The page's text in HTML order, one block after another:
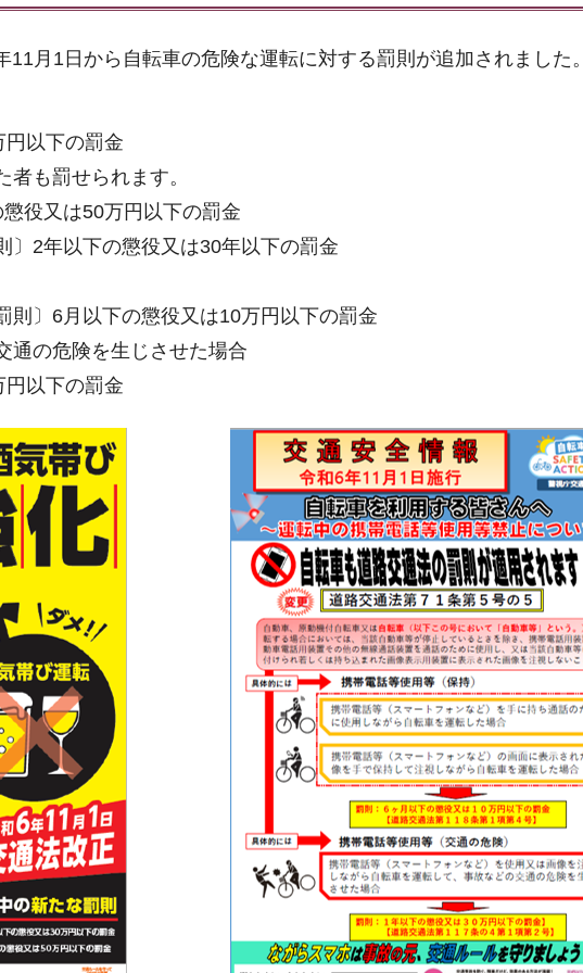
11月1日から自転車の危険な運転に対する罰則が追加されました
円以下の罰金
も罰せられます。
役又は50万円以下の罰金
2年以下の懲役又は30年以下の罰金
〕6月以下の懲役又は10万円以下の罰金
通の危険を生じさせた場合
円以下の罰金